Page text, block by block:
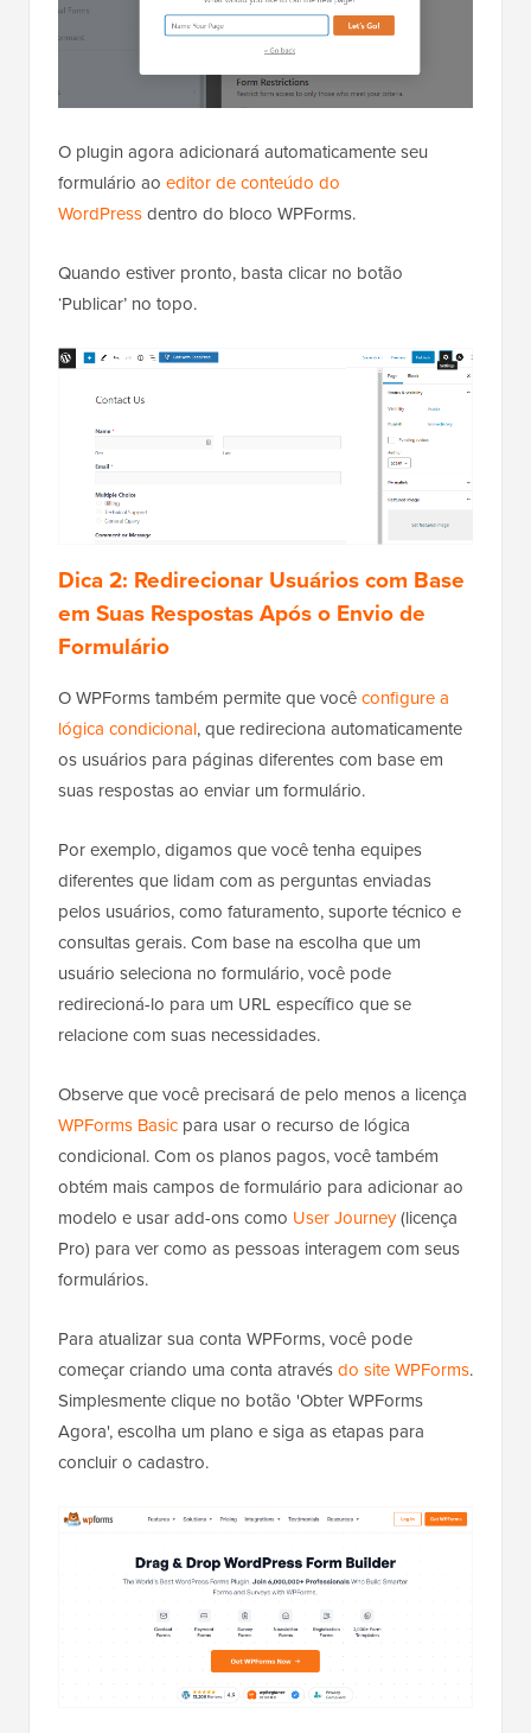
O plugin agora adicionará automaticamente seu
formulário ao editor de conteúdo do
WordPressdentro do bloco WPForms.
Quando estiver pronto, basta clicar no botão
‘Publicar’ no topo.
Dica 2: Redirecionar Usuários com Base
em Suas Respostas Após o Envio de
Formulário
O WPForms também permite que vocêconfigure a
lógica condicional, que redireciona automaticamente
os usuários para páginas diferentes com base em
suas respostas ao enviar um formulário.
Por exemplo, digamos que você tenha equipes
diferentes que lidam com as perguntas enviadas
pelos usuários, como faturamento, suporte técnico e
consultas gerais. Com base na escolha que um
usuário seleciona no formulário, você pode
redirecioná-lo para um URL específico que se
relacione com suas necessidades.
Observe que você precisará de pelo menos a licença
WPForms Basic para usar o recurso de lógica
condicional. Com os planos pagos, você também
obtém mais campos de formulário para adicionar ao
modelo e usar add-ons como User Journey(licença
Pro) para ver como as pessoas interagem com seus
formulários.
Para atualizar sua conta WPForms, você pode
começar criando uma conta atravésdo site WPForms.
Simplesmente clique no botão 'Obter WPForms
Agora', escolha um plano e siga as etapas para
concluir o cadastro.